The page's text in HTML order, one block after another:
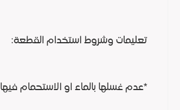
تعليمات وشروط استخدام القطعة:
*عدم غسلها بالماء او الاستحمام فيها